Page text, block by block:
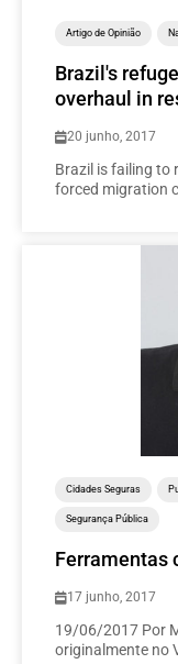
Artigo de Opinião
Brazil's
overhaul in
20 junho, 2017
Brazil is failing to
forced migration
Cidades Seguras
Segurança Pública
Ferramentas
17 junho, 2017
19/06/2017 Por
originalmente no